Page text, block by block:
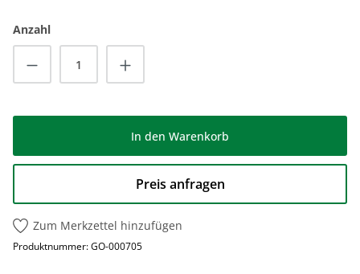
Anzahl
Produkt Anzahl: Gib den gewünschten
In den Warenkorb
Preis anfragen
Zum Merkzettel hinzufügen
Produktnummer:GO-000705